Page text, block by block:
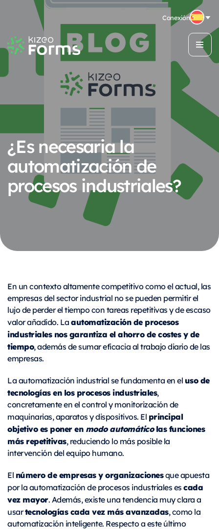
Conexión
¿Es necesaria la
automatización de
procesos industriales?
En un contexto altamente competitivo como el actual, las
empresas del sector industrial no se pueden permitir el
lujo de perder el tiempo con tareas repetitivas y de escaso
valor añadido. Laautomatización de procesos
industriales nos garantiza el ahorro de costes y de
tiempo, además de sumar eficacia al trabajo diario de las
empresas.
La automatización industrial se fundamenta en el uso de
tecnologías en los procesos industriales,
concretamente en el control y monitorización de
maquinarias, aparatos y dispositivos. El principal
objetivo es poner en modo automáticolas funciones
más repetitivas, reduciendo lo más posible la
intervención del equipo humano.
El número de empresas y organizacionesque apuesta
por la automatización de procesos industriales escada
vez mayor. Además, existe una tendencia muy clara a
usartecnologías cada vez más avanzadas, como la
automatización inteligente. Respecto a este último